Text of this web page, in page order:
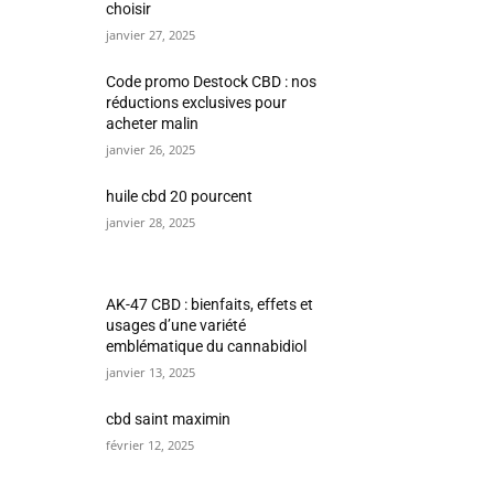
choisir
janvier 27, 2025
Code promo Destock CBD : nos
réductions exclusives pour
acheter malin
janvier 26, 2025
huile cbd 20 pourcent
janvier 28, 2025
AK-47 CBD : bienfaits, effets et
usages d’une variété
emblématique du cannabidiol
janvier 13, 2025
cbd saint maximin
février 12, 2025